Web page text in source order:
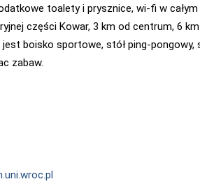
toalety i prysznice, wi-fi w całym
części Kowar, 3 km od centrum, 6
boisko sportowe, stół ping-pongowy,
zabaw.